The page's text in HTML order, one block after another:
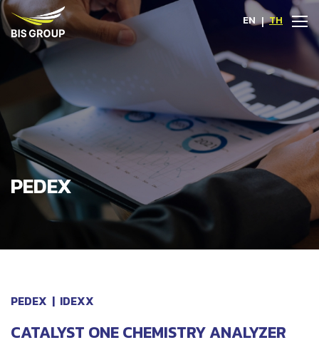
EN | TH
PEDEX
PEDEX | IDEXX
CATALYST ONE CHEMISTRY ANALYZER